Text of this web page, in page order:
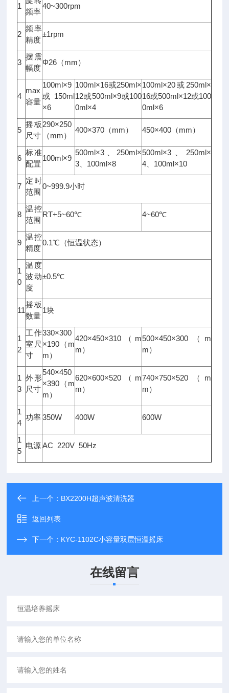
1
频率
40~300rpm
2
频率
精度
±1rpm
3
摆震
幅度
Φ26（mm）
4
max
容量
100ml×9
或150ml
×6
100ml×16或250ml×
12或500ml×9或100
0ml×4
100ml×20或250ml×
16或500ml×12或100
0ml×6
5
摇板
尺寸
290×250
（mm）
400×370（mm） 450×400（mm）
6
标准
配置
100ml×9
500ml×3、250ml×
3、100ml×8
500ml×3、250ml×
4、100ml×10
7
定时
范围
0~999.9小时
8
温控
范围
RT+5~60℃ 4~60℃
9
温控
精度
0.1℃（恒温状态）
1
0
温度
波动
度
±0.5℃
11
摇板
数量
1块
1
2
工作
室尺
寸
330×300
×190（m
m）
420×450×310（m
m）
500×450×300（m
m）
1
3
外形
尺寸
540×450
×390（m
m）
620×600×520（m
m）
740×750×520（m
m）
1
4
功率 350W 400W 600W
1
5
电源 AC 220V 50Hz
上一个： BX2200H超声波清洗器
返回列表
下一个： KYC-1102C小容量双层恒温摇床
在线留言